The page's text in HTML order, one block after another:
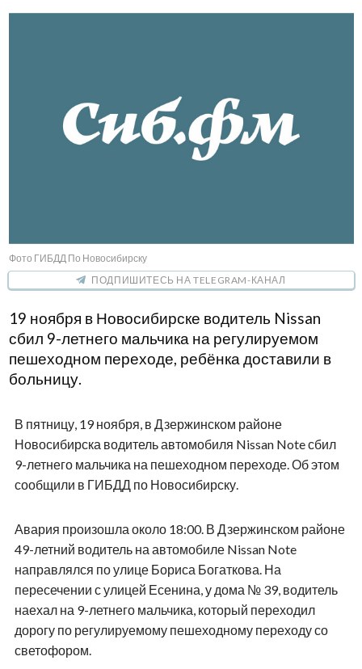
Фото ГИБДД По Новосибирску
ПОДПИШИТЕСЬ НА TELEGRAM-КАНАЛ
19 ноября в Новосибирске водитель Nissan
сбил 9-летнего мальчика на регулируемом
пешеходном переходе, ребёнка доставили в
больницу.
В пятницу, 19 ноября, в Дзержинском районе
Новосибирска водитель автомобиля Nissan Note сбил
9-летнего мальчика на пешеходном переходе. Об этом
сообщили в ГИБДД по Новосибирску.
Авария произошла около 18:00. В Дзержинском районе
49-летний водитель на автомобиле Nissan Note
направлялся по улице Бориса Богаткова. На
пересечении с улицей Есенина, у дома № 39, водитель
наехал на 9-летнего мальчика, который переходил
дорогу по регулируемому пешеходному переходу со
светофором.